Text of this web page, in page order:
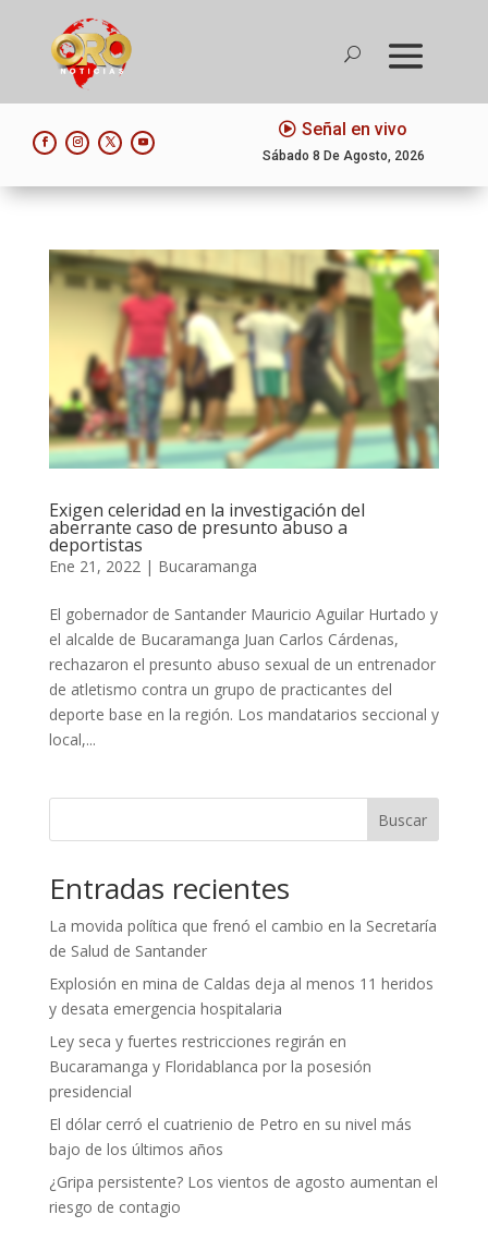
Señal en vivo
Sábado 8 De Agosto, 2026
Exigen celeridad en la investigación del
aberrante caso de presunto abuso a
deportistas
Ene 21, 2022| Bucaramanga
El gobernador de Santander Mauricio Aguilar Hurtado y
el alcalde de Bucaramanga Juan Carlos Cárdenas,
rechazaron el presunto abuso sexual de un entrenador
de atletismo contra un grupo de practicantes del
deporte base en la región. Los mandatarios seccional y
local,...
Buscar
Entradas recientes
La movida política que frenó el cambio en la Secretaría
de Salud de Santander
Explosión en mina de Caldas deja al menos 11 heridos
y desata emergencia hospitalaria
Ley seca y fuertes restricciones regirán en
Bucaramanga y Floridablanca por la posesión
presidencial
El dólar cerró el cuatrienio de Petro en su nivel más
bajo de los últimos años
¿Gripa persistente? Los vientos de agosto aumentan el
riesgo de contagio